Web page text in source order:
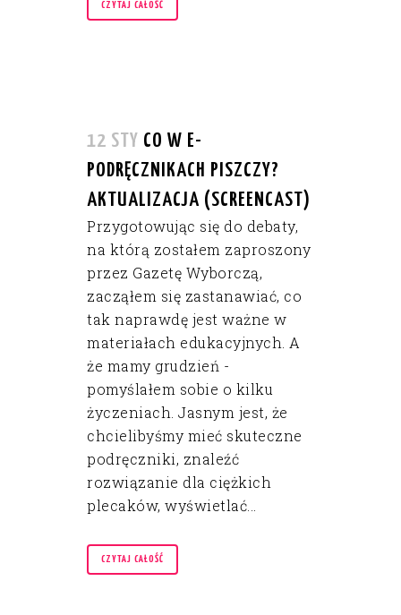
CZYTAJ CAŁOŚĆ
12 STY CO W E-
PODRĘCZNIKACH PISZCZY?
AKTUALIZACJA (SCREENCAST)
Przygotowując się do debaty,
na którą zostałem zaproszony
przez Gazetę Wyborczą,
zacząłem się zastanawiać, co
tak naprawdę jest ważne w
materiałach edukacyjnych. A
że mamy grudzień -
pomyślałem sobie o kilku
życzeniach. Jasnym jest, że
chcielibyśmy mieć skuteczne
podręczniki, znaleźć
rozwiązanie dla ciężkich
plecaków, wyświetlać...
CZYTAJ CAŁOŚĆ